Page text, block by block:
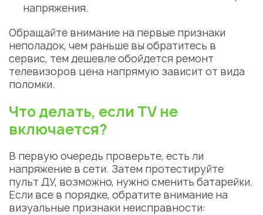
напряжения.
Обращайте внимание на первые признаки
неполадок, чем раньше вы обратитесь в
сервис, тем дешевле обойдется ремонт
телевизоров цена напрямую зависит от вида
поломки.
Что делать, если TV не
включается?
В первую очередь проверьте, есть ли
напряжение в сети. Затем протестируйте
пульт ДУ, возможно, нужно сменить батарейки.
Если все в порядке, обратите внимание на
визуальные признаки неисправности: